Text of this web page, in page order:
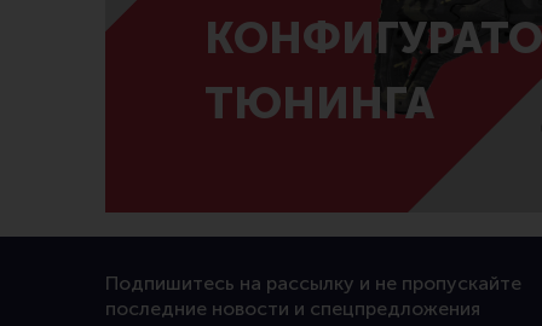
ТЮНИНГА
Подпишитесь на рассылку и не пропускайте
последние новости и спецпредложения